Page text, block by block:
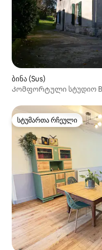
ბინა (Sus)
Კომფორტული სტუდიო
სტუმართა რჩეული
სტუმართა რჩეული